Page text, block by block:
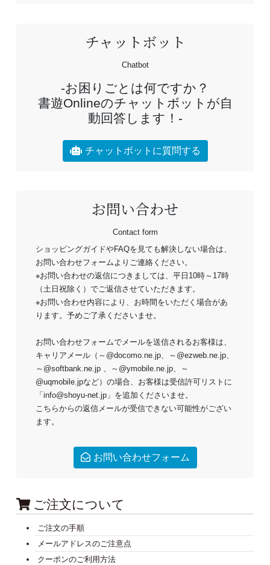
チャットボット
Chatbot
お困りごとは何ですか？
書遊Onlineのチャットボットが自
動回答します！
チャットボットに質問する
お問い合わせ
Contact form
ショッピングガイドやFAQを見ても解決しない場合は、
お問い合わせフォームよりご連絡ください。
※お問い合わせの返信につきましては、平日10時～17時
（土日祝除く）でご返信させていただきます。
※お問い合わせ内容により、お時間をいただく場合があ
ります。予めご了承くださいませ。
お問い合わせフォームでメールを送信されるお客様は、
キャリアメール（～@docomo.ne.jp、～@ezweb.ne.jp、
～@softbank.ne.jp 、～@ymobile.ne.jp、～
@uqmobile.jpなど）の場合、お客様は受信許可リストに
「info@shoyu-net.jp」を追加くださいませ。
こちらからの返信メールが受信できない可能性がござい
ます。
お問い合わせフォーム
ご注文について
ご注文の手順
メールアドレスのご注意点
クーポンのご利用方法